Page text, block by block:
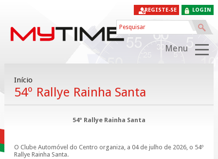
LOGIN
REGISTE-SE
Menu
Início
54º Rallye Rainha Santa
54º Rallye Rainha Santa
O Clube Automóvel do Centro organiza, a 04 de julho de 2026, o 54º
Rallye Rainha Santa.